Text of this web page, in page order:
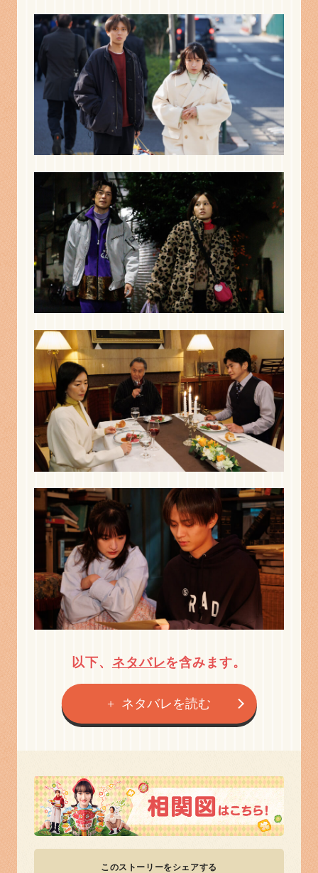
以下、 ネタバレを含みます。
ネタバレを読む
このストーリーをシェアする